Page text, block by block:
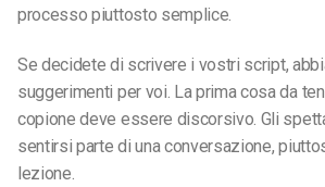
processo piuttosto semplice.
Se decidete di scrivere i vostri script,
suggerimenti per voi. La prima cosa da
copione deve essere discorsivo. Gli
sentirsi parte di una conversazione,
lezione.